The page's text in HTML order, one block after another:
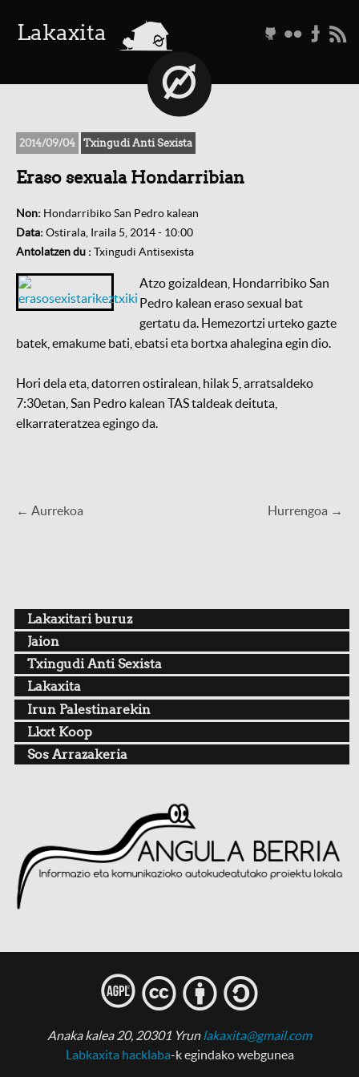
Lakaxita a g f t r
2014/09/04 Txingudi Anti Sexista
Eraso sexuala Hondarribian
Non: Hondarribiko San Pedro kalean
Data:Ostirala, Iraila 5, 2014 - 10:00
Antolatzen du :Txingudi Antisexista
Atzo goizaldean, Hondarribiko San
Pedro kalean eraso sexual bat
gertatu da. Hemezortzi urteko gazte
batek, emakume bati, ebatsi eta bortxa ahalegina egin dio.
Hori dela eta, datorren ostiralean, hilak 5, arratsaldeko
7:30etan, San Pedro kalean TAS taldeak deituta,
elkarrateratzea egingo da.
Hurrengoa →
← Aurrekoa
Lakaxitari buruz
Jaion
Txingudi Anti Sexista
Lakaxita
Irun Palestinarekin
Lkxt Koop
Sos Arrazakeria
lcbs
Anaka kalea 20, 20301 Yrunlakaxita@gmail.com
Labkaxita hacklaba-k egindako webgunea